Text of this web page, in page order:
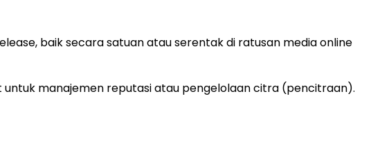
baik secara satuan atau serentak di ratusan media online
manajemen reputasi atau pengelolaan citra (pencitraan).